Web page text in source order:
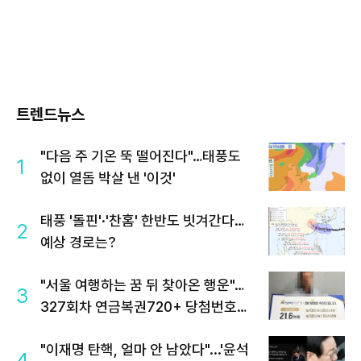
트렌드뉴스
1
"다음 주 기온 뚝 떨어진다"…태풍도
없이 열돔 박살 낸 '이것'
2
태풍 '돌핀'·'찬홈' 한반도 빗겨간다…
예상 경로는?
3
"서울 여행하는 꿈 뒤 찾아온 행운"…
327회차 연금복권720+ 당첨번호조
"이재명 탄핵, 얼마 안 남았다"...'윤석